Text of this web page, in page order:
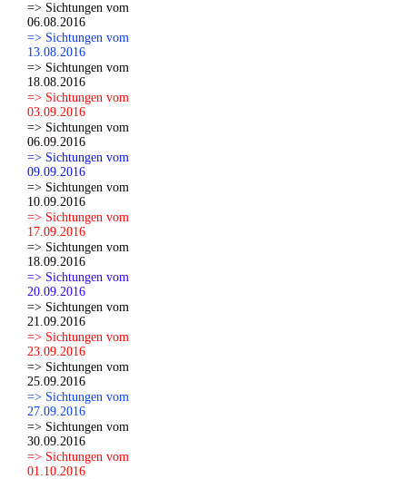
=> Sichtungen vom
06.08.2016
=> Sichtungen vom
13.08.2016
=> Sichtungen vom
18.08.2016
=> Sichtungen vom
03.09.2016
=> Sichtungen vom
06.09.2016
=> Sichtungen vom
09.09.2016
=> Sichtungen vom
10.09.2016
=> Sichtungen vom
17.09.2016
=> Sichtungen vom
18.09.2016
=> Sichtungen vom
20.09.2016
=> Sichtungen vom
21.09.2016
=> Sichtungen vom
23.09.2016
=> Sichtungen vom
25.09.2016
=> Sichtungen vom
27.09.2016
=> Sichtungen vom
30.09.2016
=> Sichtungen vom
01.10.2016